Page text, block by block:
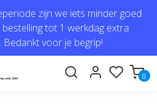
zijn we iets minder goed
tot 1 werkdag extra
Bedankt voor je begrip!
0